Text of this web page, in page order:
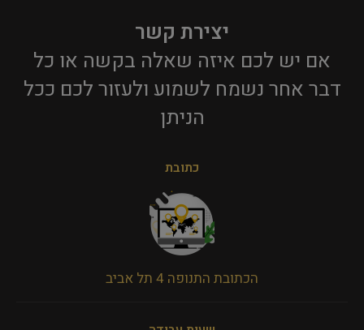
יצירת קשר
אם יש לכם איזה שאלה בקשה או כל
דבר אחר נשמח לשמוע ולעזור לכם ככל
הניתן​
כתובת
הכתובת התנופה 4 תל אביב